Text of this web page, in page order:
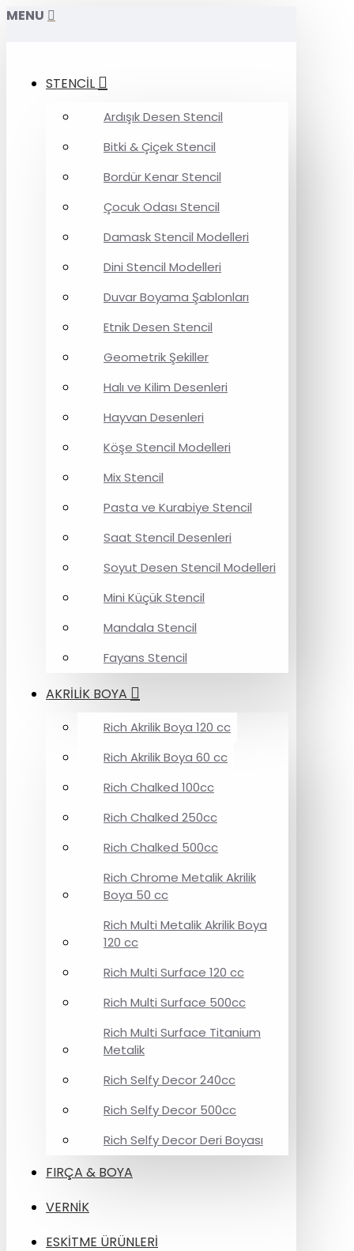
MENU
STENCİL
Ardışık Desen Stencil
Bitki & Çiçek Stencil
Bordür Kenar Stencil
Çocuk Odası Stencil
Damask Stencil Modelleri
Dini Stencil Modelleri
Duvar Boyama Şablonları
Etnik Desen Stencil
Geometrik Şekiller
Halı ve Kilim Desenleri
Hayvan Desenleri
Köşe Stencil Modelleri
Mix Stencil
Pasta ve Kurabiye Stencil
Saat Stencil Desenleri
Soyut Desen Stencil Modelleri
Mini Küçük Stencil
Mandala Stencil
Fayans Stencil
AKRİLİK BOYA
Rich Akrilik Boya 120 cc
Rich Akrilik Boya 60 cc
Rich Chalked 100cc
Rich Chalked 250cc
Rich Chalked 500cc
Rich Chrome Metalik Akrilik
Boya 50 cc
Rich Multi Metalik Akrilik Boya
120 cc
Rich Multi Surface 120 cc
Rich Multi Surface 500cc
Rich Multi Surface Titanium
Metalik
Rich Selfy Decor 240cc
Rich Selfy Decor 500cc
Rich Selfy Decor Deri Boyası
FIRÇA & BOYA
VERNİK
ESKİTME ÜRÜNLERİ